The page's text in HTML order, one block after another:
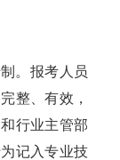
。报考人员
整、有效，
行业主管部
记入专业技